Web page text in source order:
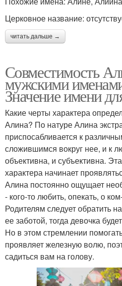
Церковное название:
читать дальше →
Совместимость
мужскими
Значение имени
Какие черты характера
Алина? По натуре Алина
приспосабливается к
сложившимся вокруг нее, и к
объективна, и субъективна.
характера начинает
Алина постоянно ощущает
- кого-то любить, опекать, о
Родителям следует обратить
ее заботой, тогда девочка
Но в этом стремлении
проявляет железную волю,
садиться вам на голову.